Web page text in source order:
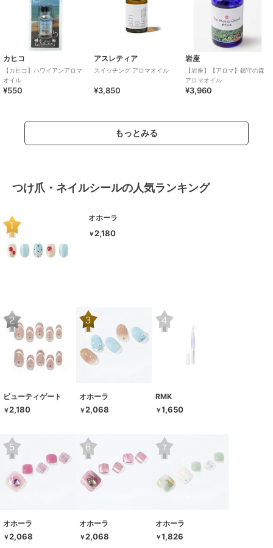
カヒコ
【カヒコ】ハワイアンアロマ
オイル
¥550
アスレティア
スイッチング アロマオイル
¥3,850
岩座
【岩座】【アロマ】鎮守の森
アロマオイル
¥3,960
もっとみる
つけ爪・ネイルシールの人気ランキング
オホーラ
￥2,180
ビューティゲート
￥2,180
オホーラ
￥2,068
RMK
￥1,650
オホーラ
￥2,068
オホーラ
￥2,068
オホーラ
￥1,826